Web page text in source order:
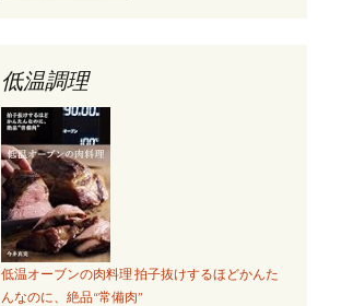
低温調理
低温オーブンの肉料理 拍子抜けするほどかんた
んなのに、絶品“常備肉”